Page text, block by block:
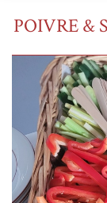
POIVRE &